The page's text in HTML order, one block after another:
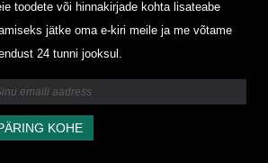
toodete või hinnakirjade kohta lisateabe
jätke oma e-kiri meile ja me võtame
24 tunni jooksul.